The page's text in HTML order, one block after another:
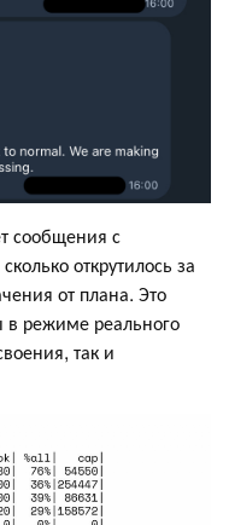
сообщения с
открутилось за
от плана. Это
в режиме реального
так и